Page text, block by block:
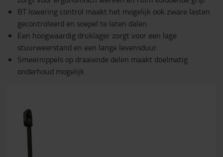
BT lowering control maakt het mogelijk ook zware lasten
gecontroleerd en soepel te laten dalen.
Een hoogwaardig druklager zorgt voor een lage
stuurweerstand en een lange levensduur.
Smeernippels op draaiende delen maakt doelmatig
onderhoud mogelijk.